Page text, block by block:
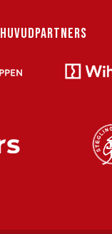
HUVUDPARTNERS